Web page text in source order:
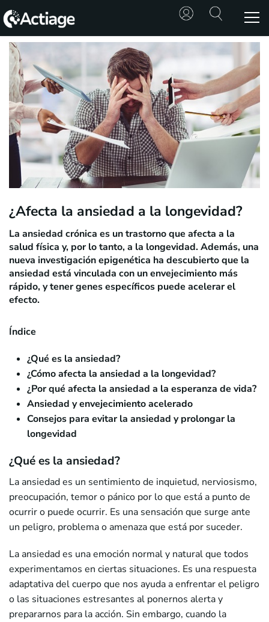
SHOP
TRATAMIENTOS
CONSULTA
CONOCE
ACTIAGE
RECURSOS
¿Afecta la ansiedad a la longevidad?
La ansiedad crónica es un trastorno que afecta a la
salud física y, por lo tanto, a la longevidad. Además, una
nueva investigación epigenética ha descubierto que la
ansiedad está vinculada con un envejecimiento más
rápido, y tener genes específicos puede acelerar el
efecto.
Índice
¿Qué es la ansiedad?
¿Cómo afecta la ansiedad a la longevidad?
¿Por qué afecta la ansiedad a la esperanza de vida?
Ansiedad y envejecimiento acelerado
Consejos para evitar la ansiedad y prolongar la
longevidad
¿Qué es la ansiedad?
La ansiedad es un sentimiento de inquietud, nerviosismo,
preocupación, temor o pánico por lo que está a punto de
ocurrir o puede ocurrir. Es una sensación que surge ante
un peligro, problema o amenaza que está por suceder.
La ansiedad es una emoción normal y natural que todos
experimentamos en ciertas situaciones. Es una respuesta
adaptativa del cuerpo que nos ayuda a enfrentar el peligro
o las situaciones estresantes al ponernos alerta y
prepararnos para la acción. Sin embargo, cuando la